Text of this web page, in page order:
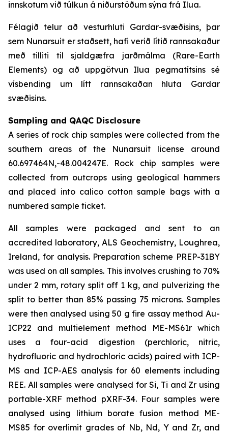
innskotum við túlkun á niðurstöðum sýna frá Ilua.
Félagið telur að vesturhluti Gardar-svæðisins, þar
sem Nunarsuit er staðsett, hafi verið lítið rannsakaður
með tilliti til sjaldgæfra jarðmálma (Rare-Earth
Elements) og að uppgötvun Ilua pegmatítsins sé
vísbending um lítt rannsakaðan hluta Gardar
svæðisins.
Sampling and QAQC Disclosure
A series of rock chip samples were collected from the
southern areas of the Nunarsuit license around
60.697464N,-48.004247E. Rock chip samples were
collected from outcrops using geological hammers
and placed into calico cotton sample bags with a
numbered sample ticket.
All samples were packaged and sent to an
accredited laboratory, ALS Geochemistry, Loughrea,
Ireland, for analysis. Preparation scheme PREP-31BY
was used on all samples. This involves crushing to 70%
under 2 mm, rotary split off 1 kg, and pulverizing the
split to better than 85% passing 75 microns. Samples
were then analysed using 50 g fire assay method Au-
ICP22 and multielement method ME-MS61r which
uses a four-acid digestion (perchloric, nitric,
hydrofluoric and hydrochloric acids) paired with ICP-
MS and ICP-AES analysis for 60 elements including
REE. All samples were analysed for Si, Ti and Zr using
portable-XRF method pXRF-34. Four samples were
analysed using lithium borate fusion method ME-
MS85 for overlimit grades of Nb, Nd, Y and Zr, and